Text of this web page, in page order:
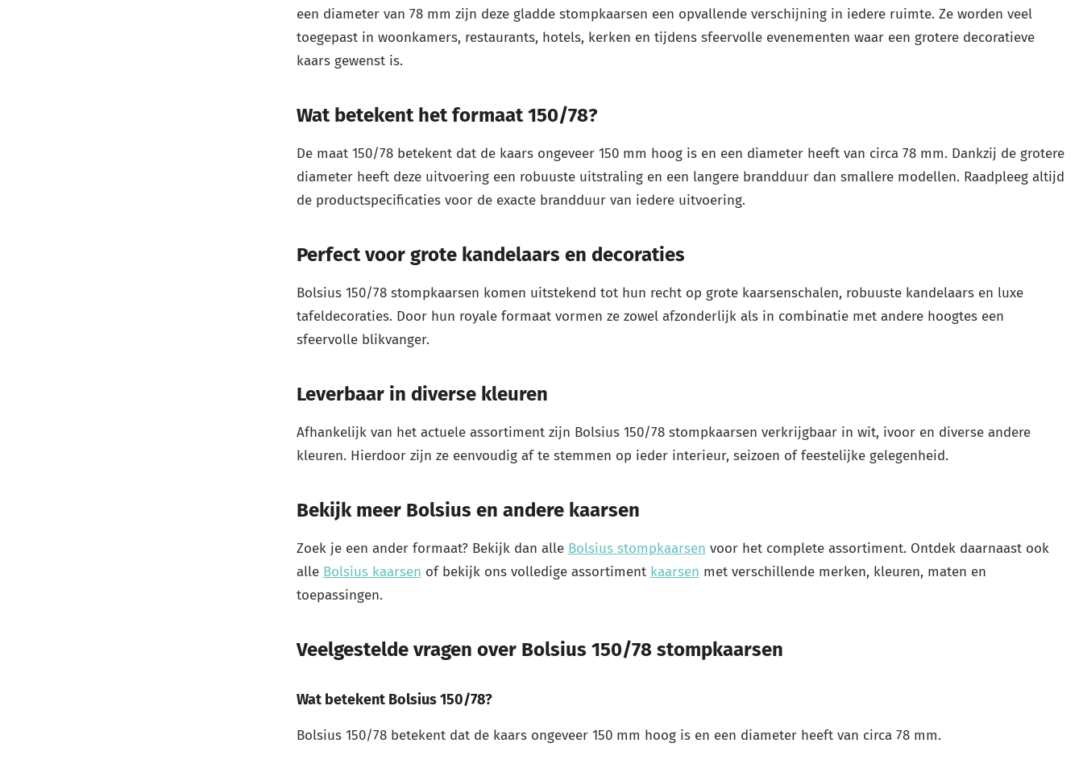
een diameter van 78 mm zijn deze gladde stompkaarsen een opvallende verschijning in iedere ruimte. Ze worden veel
toegepast in woonkamers, restaurants, hotels, kerken en tijdens sfeervolle evenementen waar een grotere decoratieve
kaars gewenst is.
Wat betekent het formaat 150/78?
De maat 150/78 betekent dat de kaars ongeveer 150 mm hoog is en een diameter heeft van circa 78 mm. Dankzij de grotere
diameter heeft deze uitvoering een robuuste uitstraling en een langere brandduur dan smallere modellen. Raadpleeg altijd
de productspecificaties voor de exacte brandduur van iedere uitvoering.
Perfect voor grote kandelaars en decoraties
Bolsius 150/78 stompkaarsen komen uitstekend tot hun recht op grote kaarsenschalen, robuuste kandelaars en luxe
tafeldecoraties. Door hun royale formaat vormen ze zowel afzonderlijk als in combinatie met andere hoogtes een
sfeervolle blikvanger.
Leverbaar in diverse kleuren
Afhankelijk van het actuele assortiment zijn Bolsius 150/78 stompkaarsen verkrijgbaar in wit, ivoor en diverse andere
kleuren. Hierdoor zijn ze eenvoudig af te stemmen op ieder interieur, seizoen of feestelijke gelegenheid.
Bekijk meer Bolsius en andere kaarsen
Zoek je een ander formaat? Bekijk dan alle Bolsius stompkaarsen voor het complete assortiment. Ontdek daarnaast ook
alle Bolsius kaarsen of bekijk ons volledige assortiment kaarsen met verschillende merken, kleuren, maten en
toepassingen.
Veelgestelde vragen over Bolsius 150/78 stompkaarsen
Wat betekent Bolsius 150/78?
Bolsius 150/78 betekent dat de kaars ongeveer 150 mm hoog is en een diameter heeft van circa 78 mm.